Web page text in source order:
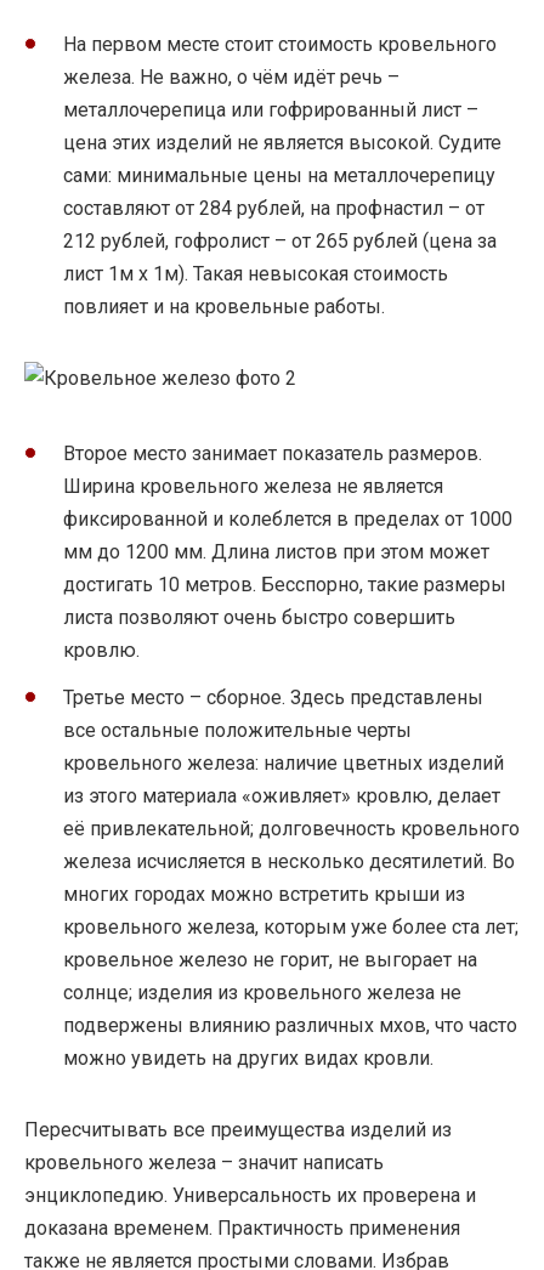
На первом месте стоит стоимость кровельного
железа. Не важно, о чём идёт речь –
металлочерепица или гофрированный лист –
цена этих изделий не является высокой. Судите
сами: минимальные цены на металлочерепицу
составляют от 284 рублей, на профнастил – от
212 рублей, гофролист – от 265 рублей (цена за
лист 1м х 1м). Такая невысокая стоимость
повлияет и на кровельные работы.
Второе место занимает показатель размеров.
Ширина кровельного железа не является
фиксированной и колеблется в пределах от 1000
мм до 1200 мм. Длина листов при этом может
достигать 10 метров. Бесспорно, такие размеры
листа позволяют очень быстро совершить
кровлю.
Третье место – сборное. Здесь представлены
все остальные положительные черты
кровельного железа: наличие цветных изделий
из этого материала «оживляет» кровлю, делает
её привлекательной; долговечность кровельного
железа исчисляется в несколько десятилетий. Во
многих городах можно встретить крыши из
кровельного железа, которым уже более ста лет;
кровельное железо не горит, не выгорает на
солнце; изделия из кровельного железа не
подвержены влиянию различных мхов, что часто
можно увидеть на других видах кровли.
Пересчитывать все преимущества изделий из
кровельного железа – значит написать
энциклопедию. Универсальность их проверена и
доказана временем. Практичность применения
также не является простыми словами. Избрав